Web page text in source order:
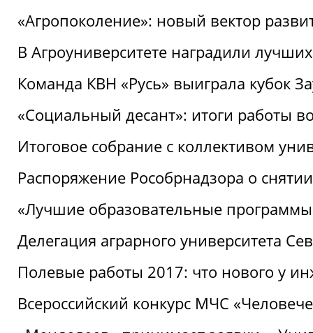
«Агропоколение»: новый вектор
В Агроуниверситете наградили
Команда КВН «Русь» выиграла кубок
«Социальный десант»: итоги работы
Итоговое собрание с коллективом
Распоряжение Рособрнадзора о
«Лучшие образовательные
Делегация аграрного университета
Полевые работы 2017: что нового у
Всероссийский конкурс МЧС